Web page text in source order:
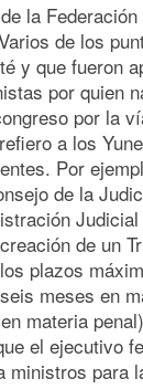
la
de los
y que fueron
por quien
por la
a los
Por
de la
de un
plazos
meses en
materia
el ejecutivo
ministros para